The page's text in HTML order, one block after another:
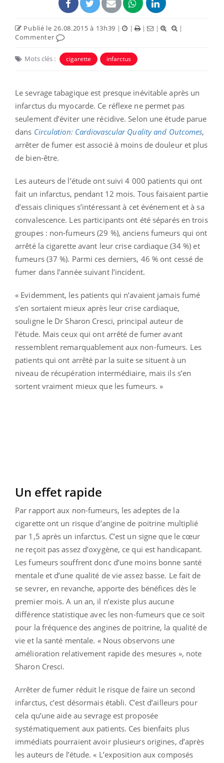
Publié le 26.08.2015 à 13h39 | | | |
|
Commenter
Mots clés : cigarette infarctus
Le sevrage tabagique est presque inévitable après un
infarctus du myocarde. Ce réflexe ne permet pas
seulement d’éviter une récidive. Selon une étude parue
dans Circulation: Cardiovascular Quality and Outcomes,
arrêter de fumer est associé à moins de douleur et plus
de bien-être.
Les auteurs de l’étude ont suivi 4 000 patients qui ont
fait un infarctus, pendant 12 mois. Tous faisaient partie
d’essais cliniques s’intéressant à cet événement et à sa
convalescence. Les participants ont été séparés en trois
groupes : non-fumeurs (29 %), anciens fumeurs qui ont
arrêté la cigarette avant leur crise cardiaque (34 %) et
fumeurs (37 %). Parmi ces derniers, 46 % ont cessé de
fumer dans l’année suivant l’incident.
« Evidemment, les patients qui n’avaient jamais fumé
s’en sortaient mieux après leur crise cardiaque,
souligne le Dr Sharon Cresci, principal auteur de
l’étude. Mais ceux qui ont arrêté de fumer avant
ressemblent remarquablement aux non-fumeurs. Les
patients qui ont arrêté par la suite se situent à un
niveau de récupération intermédiaire, mais ils s’en
sortent vraiment mieux que les fumeurs. »
Un effet rapide
Par rapport aux non-fumeurs, les adeptes de la
cigarette ont un risque d’angine de poitrine multiplié
par 1,5 après un infarctus. C’est un signe que le cœur
ne reçoit pas assez d’oxygène, ce qui est handicapant.
Les fumeurs souffrent donc d’une moins bonne santé
mentale et d’une qualité de vie assez basse. Le fait de
se sevrer, en revanche, apporte des bénéfices dès le
premier mois. A un an, il n’existe plus aucune
différence statistique avec les non-fumeurs que ce soit
pour la fréquence des angines de poitrine, la qualité de
vie et la santé mentale. « Nous observons une
amélioration relativement rapide des mesures », note
Sharon Cresci.
Arrêter de fumer réduit le risque de faire un second
infarctus, c’est désormais établi. C’est d’ailleurs pour
cela qu’une aide au sevrage est proposée
systématiquement aux patients. Ces bienfaits plus
immédiats pourraient avoir plusieurs origines, d’après
les auteurs de l’étude. « L’exposition aux composés